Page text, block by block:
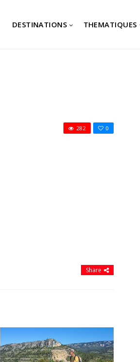
DESTINATIONS THEMATIQUES
0
282
Share